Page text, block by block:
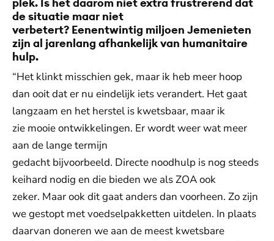
de situatie maar niet
verbetert? Eenentwintig miljoen Jemenieten
zijn al jarenlang afhankelijk van humanitaire
hulp.
“Het klinkt misschien gek, maar ik heb meer hoop
dan ooit dat er nu eindelijk iets verandert. Het gaat
langzaam en het herstel is kwetsbaar, maar ik
zie mooie ontwikkelingen. Er wordt weer wat meer
aan de lange termijn
gedacht bijvoorbeeld. Directe noodhulp is nog steeds
keihard nodig en die bieden we als ZOA ook
zeker. Maar ook dit gaat anders dan voorheen. Zo zijn
we gestopt met voedselpakketten uitdelen. In plaats
daarvan doneren we aan de meest kwetsbare